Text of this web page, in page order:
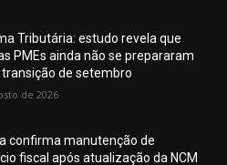
Tributária: estudo revela que
PMEs ainda não se prepararam
transição de setembro
de 2026
confirma manutenção de
fiscal após atualização da NCM